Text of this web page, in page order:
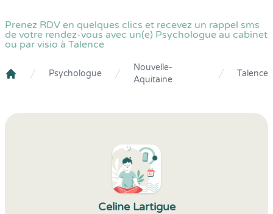
Prenez RDV en quelques clics et recevez un rappel sms
de votre rendez-vous avec un(e) Psychologue au cabinet
ou par visio à Talence
Psychologue
Nouvelle-
Aquitaine
Talence
Celine Lartigue